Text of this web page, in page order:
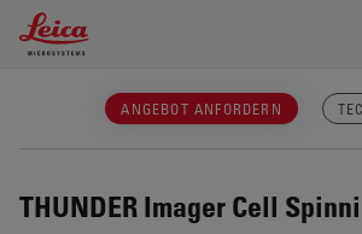
Leica Microsystems Logo
ANGEBOT ANFORDERN
THUNDER Imager Cell